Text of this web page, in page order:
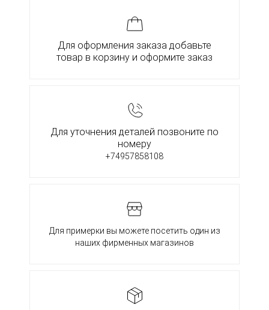
Для оформления заказа добавьте
товар в корзину и оформите заказ
Для уточнения деталей позвоните по
номеру
+74957858108
Для примерки вы можете посетить один из
наших фирменных магазинов